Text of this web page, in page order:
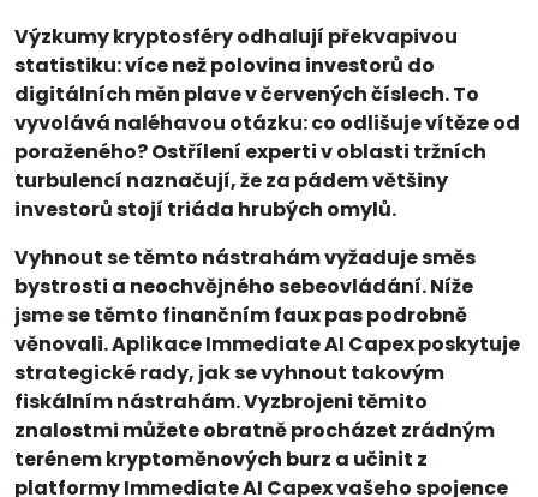
Výzkumy kryptosféry odhalují překvapivou
statistiku: více než polovina investorů do
digitálních měn plave v červených číslech. To
vyvolává naléhavou otázku: co odlišuje vítěze od
poraženého? Ostřílení experti v oblasti tržních
turbulencí naznačují, že za pádem většiny
investorů stojí triáda hrubých omylů.
Vyhnout se těmto nástrahám vyžaduje směs
bystrosti a neochvějného sebeovládání. Níže
jsme se těmto finančním faux pas podrobně
věnovali. Aplikace Immediate AI Capex poskytuje
strategické rady, jak se vyhnout takovým
fiskálním nástrahám. Vyzbrojeni těmito
znalostmi můžete obratně procházet zrádným
terénem kryptoměnových burz a učinit z
platformy Immediate AI Capex vašeho spojence